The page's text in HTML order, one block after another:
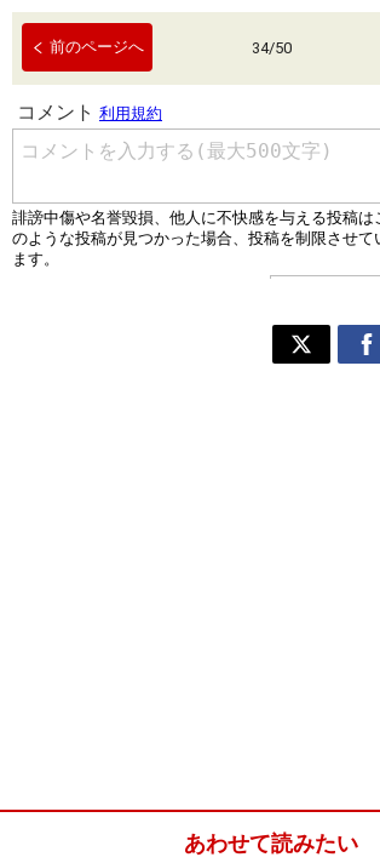
前のページへ 34/50
あわせて読みたい